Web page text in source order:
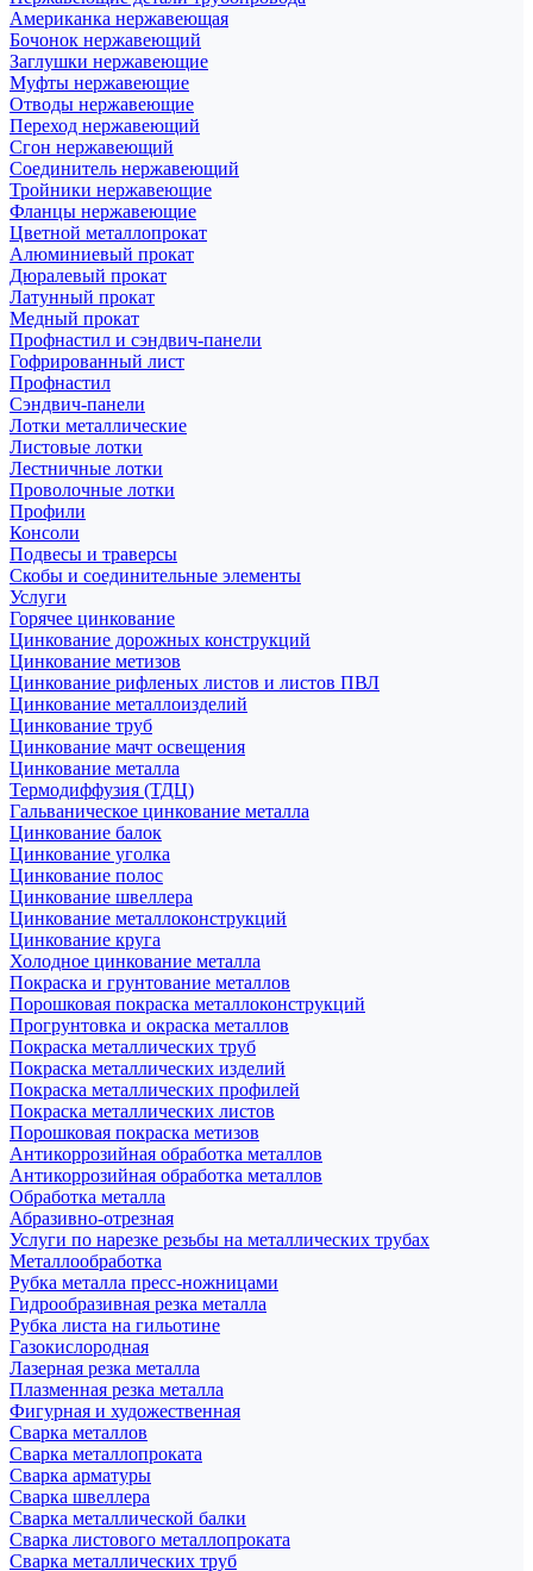
Американка нержавеющая
Бочонок нержавеющий
Заглушки нержавеющие
Муфты нержавеющие
Отводы нержавеющие
Переход нержавеющий
Сгон нержавеющий
Соединитель нержавеющий
Тройники нержавеющие
Фланцы нержавеющие
Цветной металлопрокат
Алюминиевый прокат
Дюралевый прокат
Латунный прокат
Медный прокат
Профнастил и сэндвич-панели
Гофрированный лист
Профнастил
Сэндвич-панели
Лотки металлические
Листовые лотки
Лестничные лотки
Проволочные лотки
Профили
Консоли
Подвесы и траверсы
Скобы и соединительные элементы
Услуги
Горячее цинкование
Цинкование дорожных конструкций
Цинкование метизов
Цинкование рифленых листов и листов ПВЛ
Цинкование металлоизделий
Цинкование труб
Цинкование мачт освещения
Цинкование металла
Термодиффузия (ТДЦ)
Гальваническое цинкование металла
Цинкование балок
Цинкование уголка
Цинкование полос
Цинкование швеллера
Цинкование металлоконструкций
Цинкование круга
Холодное цинкование металла
Покраска и грунтование металлов
Порошковая покраска металлоконструкций
Прогрунтовка и окраска металлов
Покраска металлических труб
Покраска металлических изделий
Покраска металлических профилей
Покраска металлических листов
Порошковая покраска метизов
Антикоррозийная обработка металлов
Антикоррозийная обработка металлов
Обработка металла
Абразивно-отрезная
Услуги по нарезке резьбы на металлических трубах
Металлообработка
Рубка металла пресс-ножницами
Гидрообразивная резка металла
Рубка листа на гильотине
Газокислородная
Лазерная резка металла
Плазменная резка металла
Фигурная и художественная
Сварка металлов
Сварка металлопроката
Сварка арматуры
Сварка швеллера
Сварка металлической балки
Сварка листового металлопроката
Сварка металлических труб